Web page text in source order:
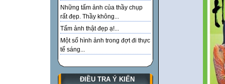
Những tấm ảnh của thầy chụp
rất đẹp. Thầy không...
Tấm ảnh thật đẹp ạ!...
Một số hình ảnh trong đợt đi thực
tế sáng...
ĐIỀU TRA Ý KIẾN